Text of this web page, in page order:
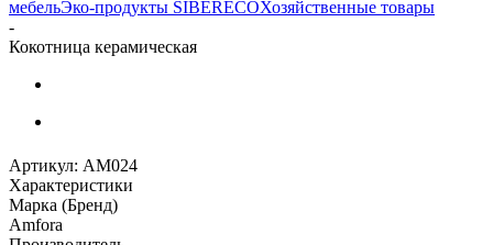
мебельЭко-продукты SIBERECOХозяйственные товары
-
Кокотница керамическая
Артикул: AM024
Характеристики
Марка (Бренд)
Amfora